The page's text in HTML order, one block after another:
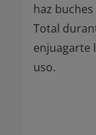
haz
Total
enjuagarte
uso.